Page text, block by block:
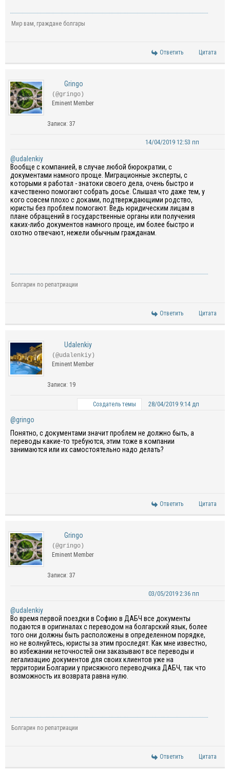
Мир вам, граждане болгары
Ответить Цитата
Gringo
(@gringo)
Eminent Member
Записи: 37
14/04/2019 12:53 пп
@udalenkiy
Вообще с компанией, в случае любой бюрократии, с
документами намного проще. Миграционные эксперты, с
которыми я работал - знатоки своего дела, очень быстро и
качественно помогают собрать досье. Слышал что даже тем, у
кого совсем плохо с доками, подтверждающими родство,
юристы без проблем помогают. Ведь юридическим лицам в
плане обращений в государственные органы или получения
каких-либо документов намного проще, им более быстро и
охотно отвечают, нежели обычным гражданам.
Болгарин по репатриации
Ответить Цитата
Udalenkiy
(@udalenkiy)
Eminent Member
Записи: 19
Создатель темы 28/04/2019 9:14 дп
@gringo
Понятно, с документами значит проблем не должно быть, а
переводы какие-то требуются, этим тоже в компании
занимаются или их самостоятельно надо делать?
Ответить Цитата
Gringo
(@gringo)
Eminent Member
Записи: 37
03/05/2019 2:36 пп
@udalenkiy
Во время первой поездки в Софию в ДАБЧ все документы
подаются в оригиналах с переводом на болгарский язык, более
того они должны быть расположены в определенном порядке,
но не волнуйтесь, юристы за этим проследят. Как мне известно,
во избежании неточностей они заказывают все переводы и
легализацию документов для своих клиентов уже на
территории Болгарии у присяжного переводчика ДАБЧ, так что
возможность их возврата равна нулю.
Болгарин по репатриации
Ответить Цитата